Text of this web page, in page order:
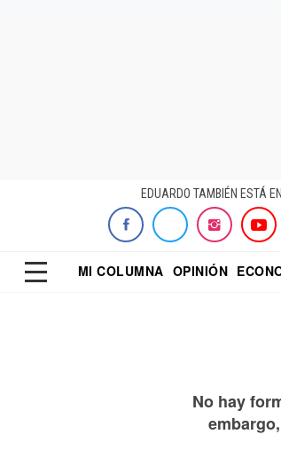
EDUARDO TAMBIÉN ESTÁ
MI COLUMNA OPINIÓN
No hay